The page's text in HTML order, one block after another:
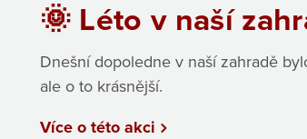
🌞 Léto v naší
Dnešní dopoledne v naší zahradě
ale o to krásnější.
Více o této akci